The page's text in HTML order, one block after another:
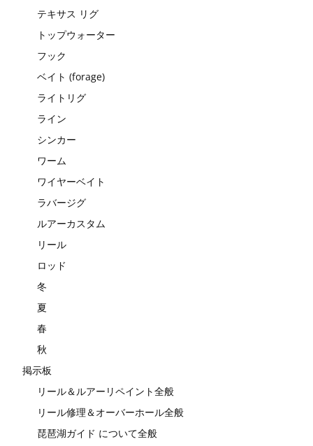
テキサス リグ
トップウォーター
フック
ベイト (forage)
ライトリグ
ライン
シンカー
ワーム
ワイヤーベイト
ラバージグ
ルアーカスタム
リール
ロッド
冬
夏
春
秋
掲示板
リール＆ルアーリペイント全般
リール修理＆オーバーホール全般
琵琶湖ガイド について全般